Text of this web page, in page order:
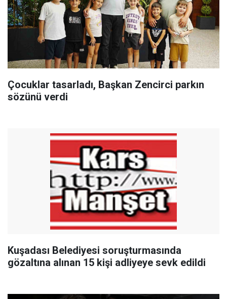
Çocuklar tasarladı, Başkan Zencirci parkın
sözünü verdi
Kuşadası Belediyesi soruşturmasında
gözaltına alınan 15 kişi adliyeye sevk edildi